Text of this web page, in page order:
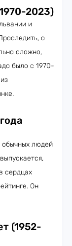
2023)
и
о
сложно,
было с 1970-
обычных людей
сердцах
Он
(1952-